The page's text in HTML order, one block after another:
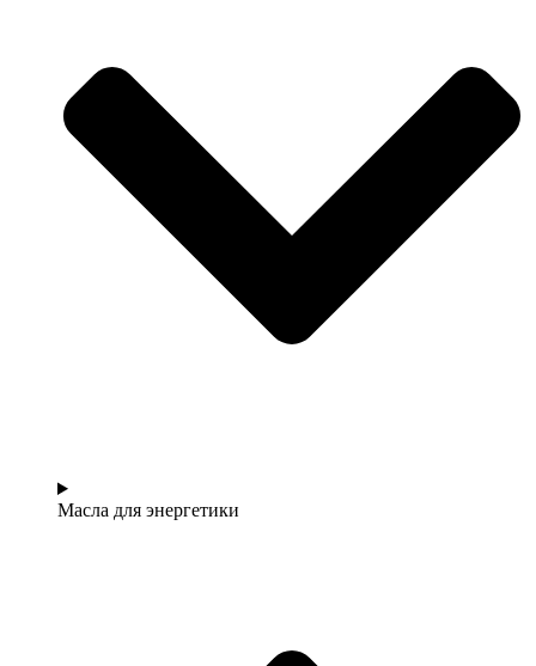
Масла для энергетики